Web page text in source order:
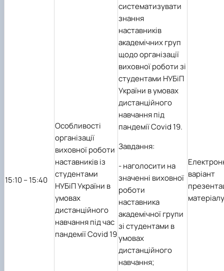
15:10 – 15:40
Особливості
організації
виховної роботи
наставників із
студентами
НУБіП України в
умовах
дистанційного
навчання під час
пандеміїCovid 19
систематизувати
знання
наставників
академічних груп
щодо організації
виховної роботи зі
студентами НУБіП
України в умовах
дистанційного
навчання під
пандеміїCovid 19.
Завдання:
-наголосити на
значенні виховної
роботи
наставника
академічної групи
зі студентами в
умовах
дистанційного
навчання;
варіант
матеріалу